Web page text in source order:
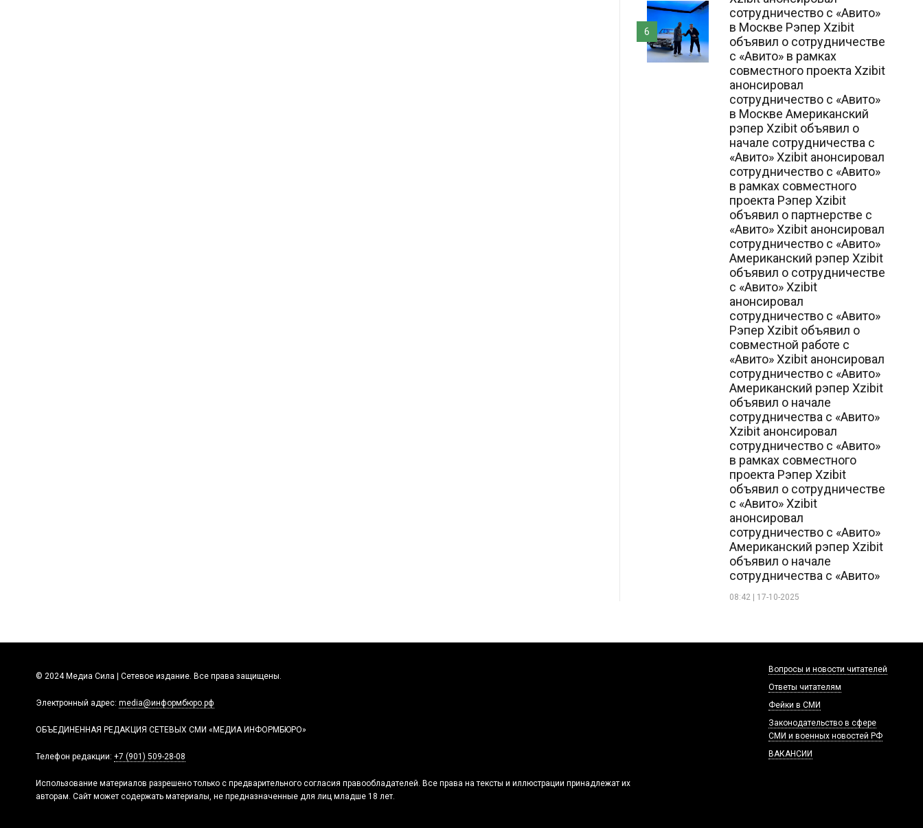
сотрудничество с «Авито»
в Москве Рэпер Xzibit
объявил о сотрудничестве
с «Авито» в рамках
совместного проекта Xzibit
анонсировал
сотрудничество с «Авито»
в Москве Американский
рэпер Xzibit объявил о
начале сотрудничества с
«Авито» Xzibit анонсировал
сотрудничество с «Авито»
в рамках совместного
проекта Рэпер Xzibit
объявил о партнерстве с
«Авито» Xzibit анонсировал
сотрудничество с «Авито»
Американский рэпер Xzibit
объявил о сотрудничестве
с «Авито» Xzibit
анонсировал
сотрудничество с «Авито»
Рэпер Xzibit объявил о
совместной работе с
«Авито» Xzibit анонсировал
сотрудничество с «Авито»
Американский рэпер Xzibit
объявил о начале
сотрудничества с «Авито»
Xzibit анонсировал
сотрудничество с «Авито»
в рамках совместного
проекта Рэпер Xzibit
объявил о сотрудничестве
с «Авито» Xzibit
анонсировал
сотрудничество с «Авито»
Американский рэпер Xzibit
объявил о начале
сотрудничества с «Авито»
08:42 | 17-10-2025
6
© 2024 Медиа Сила | Сетевое издание. Все права защищены.
Электронный адрес: media@информбюро.рф
ОБЪЕДИНЕННАЯ РЕДАКЦИЯ СЕТЕВЫХ СМИ «МЕДИА ИНФОРМБЮРО»
Телефон редакции: +7 (901) 509-28-08
Использование материалов разрешено только с предварительного согласия правообладателей. Все права на тексты и иллюстрации принадлежат их
авторам. Сайт может содержать материалы, не предназначенные для лиц младше 18 лет.
Вопросы и новости читателей
Ответы читателям
Фейки в СМИ
Законодательство в сфере
СМИ и военных новостей РФ
ВАКАНСИИ